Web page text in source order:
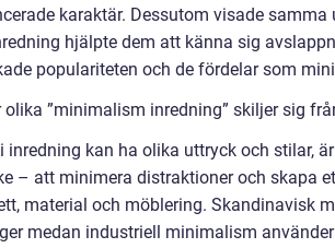
karaktär. Dessutom visade
hjälpte dem att känna sig
populariteten och de fördelar som
olika ”minimalism inredning” skiljer sig
kan ha olika uttryck och stilar,
– att minimera distraktioner och skapa
material och möblering. Skandinavisk
medan industriell minimalism